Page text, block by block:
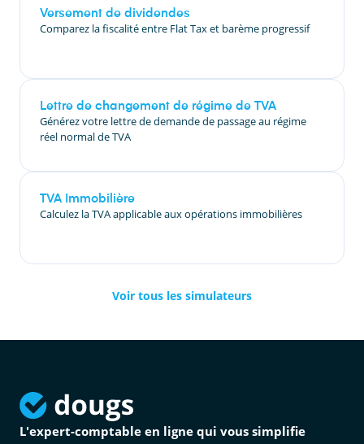
Versement de dividendes
Comparez la fiscalité entre Flat Tax et barème progressif
Lettre de changement de régime de TVA
Générez votre lettre de demande de passage au régime
réel normal de TVA
TVA Immobilière
Calculez la TVA applicable aux opérations immobilières
Voir tous les simulateurs
L'expert-comptable en ligne qui vous simplifie